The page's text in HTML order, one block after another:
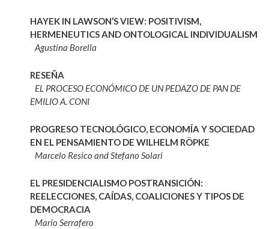
HAYEK IN LAWSON’S VIEW: POSITIVISM,
HERMENEUTICS AND ONTOLOGICAL INDIVIDUALISM
Agustina Borella
RESEÑA
EL PROCESO ECONÓMICO DE UN PEDAZO DE PAN DE
EMILIO A. CONI
PROGRESO TECNOLÓGICO, ECONOMÍA Y SOCIEDAD
EN EL PENSAMIENTO DE WILHELM RÖPKE
Marcelo Resico and Stefano Solari
EL PRESIDENCIALISMO POSTRANSICIÓN:
REELECCIONES, CAÍDAS, COALICIONES Y TIPOS DE
DEMOCRACIA
Mario Serrafero